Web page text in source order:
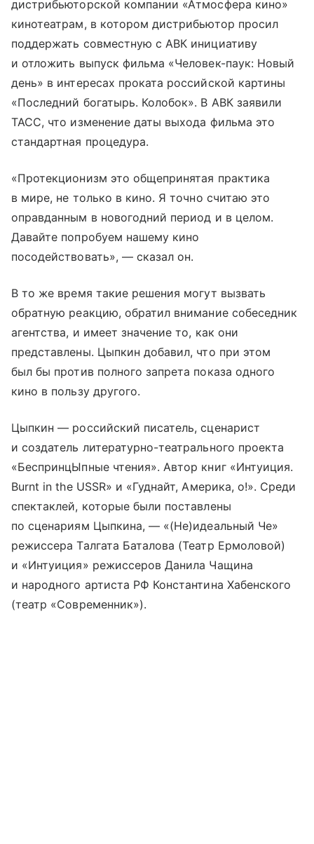
дистрибьюторской компании «Атмосфера кино»
кинотеатрам, в котором дистрибьютор просил
поддержать совместную с АВК инициативу
и отложить выпуск фильма «Человек-паук: Новый
день» в интересах проката российской картины
«Последний богатырь. Колобок». В АВК заявили
ТАСС, что изменение даты выхода фильма это
стандартная процедура.
«Протекционизм это общепринятая практика
в мире, не только в кино. Я точно считаю это
оправданным в новогодний период и в целом.
Давайте попробуем нашему кино
посодействовать», — сказал он.
В то же время такие решения могут вызвать
обратную реакцию, обратил внимание собеседник
агентства, и имеет значение то, как они
представлены. Цыпкин добавил, что при этом
был бы против полного запрета показа одного
кино в пользу другого.
Цыпкин — российский писатель, сценарист
и создатель литературно-театрального проекта
«БеспринцЫпные чтения». Автор книг «Интуиция.
Burnt in the USSR» и «Гуднайт, Америка, о!». Среди
спектаклей, которые были поставлены
по сценариям Цыпкина, — «(Не)идеальный Че»
режиссера Талгата Баталова (Театр Ермоловой)
и «Интуиция» режиссеров Данила Чащина
и народного артиста РФ Константина Хабенского
(театр «Современник»).